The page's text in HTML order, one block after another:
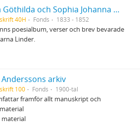
Fredrica Göthilda och Sophia Johanna Linders arkiv
40H Fonds 1833 - 1852
poesialbum, verser och brev bevarade
Linder.
arkiv
100 Fonds 1900-tal
framför allt manuskript och
material